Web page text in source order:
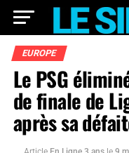
EUROPE
Le PSG
de finale de
après sa